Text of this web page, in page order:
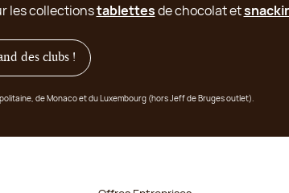
les collectionstablettesde chocolat et
des clubs !
de Monaco et du Luxembourg (hors Jeff de Bruges outlet).